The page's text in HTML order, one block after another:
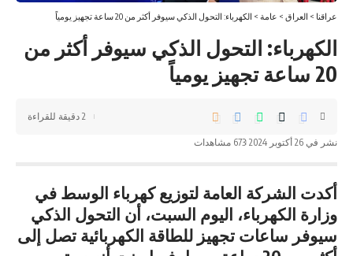
عراقنا > العراق > عامة > الكهرباء: التحول الذكي سيوفر أكثر من 20 ساعة تجهيز يومياً
الكهرباء: التحول الذكي سيوفر أكثر من
20 ساعة تجهيز يومياً
نشر في 26 أكتوبر 2024 673 مشاهدات
2 دقيقة للقراءة
أكدت الشركة العامة لتوزيع كهرباء الوسط في
وزارة الكهرباء، اليوم السبت، أن التحول الذكي
سيوفر ساعات تجهيز للطاقة الكهربائية تصل إلى